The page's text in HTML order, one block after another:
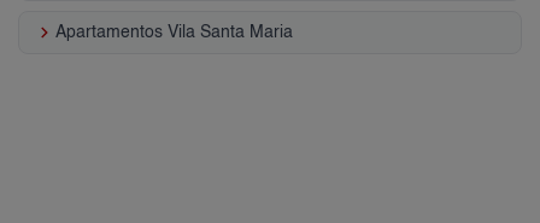
keyboard_arrow_right Apartamentos Vila Santa Maria